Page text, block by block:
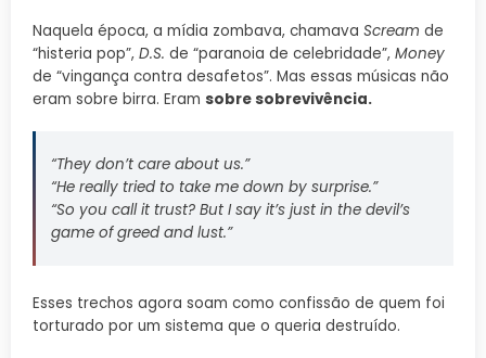
Naquela época, a mídia zombava, chamava Scream de
“histeria pop”, D.S. de “paranoia de celebridade”, Money
de “vingança contra desafetos”. Mas essas músicas não
eram sobre birra. Eram sobre sobrevivência.
“They don’t care about us.”
“He really tried to take me down by surprise.”
“So you call it trust? But I say it’s just in the devil’s
game of greed and lust.”
Esses trechos agora soam como confissão de quem foi
torturado por um sistema que o queria destruído.